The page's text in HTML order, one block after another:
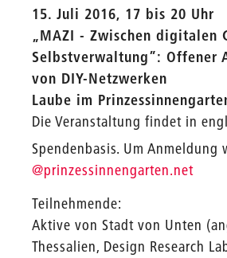
15. Juli 2016, 17 bis 20 Uhr
„MAZI - Zwischen digitalen
Selbstverwaltung”: Offener
von DIY-Netzwerken
Laube im
Die Veranstaltung findet in
Spendenbasis. Um Anmeldung
@prinzessinnengarten.net
Teilnehmende:
Aktive von Stadt von Unten
Thessalien, Design Research